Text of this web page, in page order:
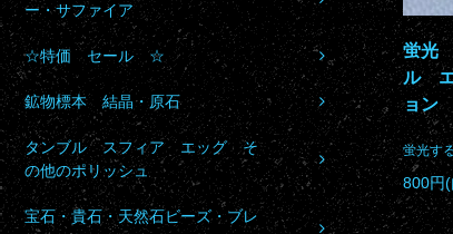
ー・サファイア
☆特価 セール ☆
鉱物標本 結晶・原石
タンブル スフィア エッグ そ
の他のポリッシュ
宝石・貴石・天然石ビーズ・ブレ
蛍光
ル
ョン
蛍光す
800円